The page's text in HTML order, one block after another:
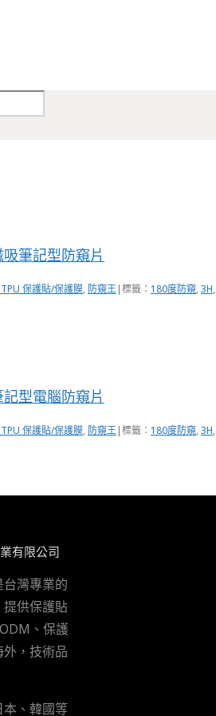
吸筆記型防窺片
保護貼/保護膜, 防窺王|標籤： 180度防窺,3H,
記型電腦防窺片
保護貼/保護膜, 防窺王|標籤： 180度防窺,3H,
有限公司
灣專業的
供保護貼
、保護
，技術品
、韓國等